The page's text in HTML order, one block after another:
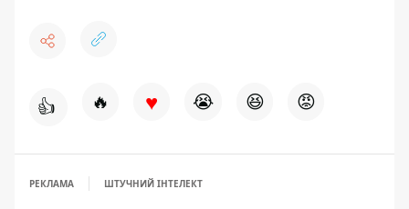
👍 🔥 ♥ 😭 😆 😡
РЕКЛАМА ШТУЧНИЙ ІНТЕЛЕКТ